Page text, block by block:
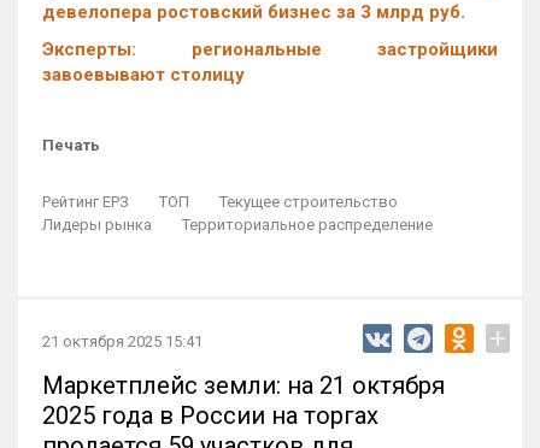
девелопера ростовский бизнес за 3 млрд руб.
Эксперты: региональные застройщики
завоевывают столицу
Печать
Рейтинг ЕРЗ ТОП
Текущее строительство
Лидеры рынка
Территориальное распределение
21 октября 2025 15:41 +
Маркетплейс земли: на 21 октября
2025 года в России на торгах